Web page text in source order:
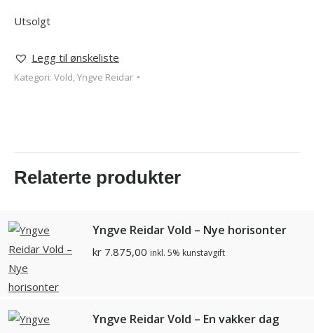
Utsolgt
Legg til ønskeliste
Kategori: Vold, Yngve Reidar
Relaterte produkter
Yngve Reidar Vold – Nye horisonter
kr 7.875,00 inkl. 5% kunstavgift
Yngve Reidar Vold – En vakker dag